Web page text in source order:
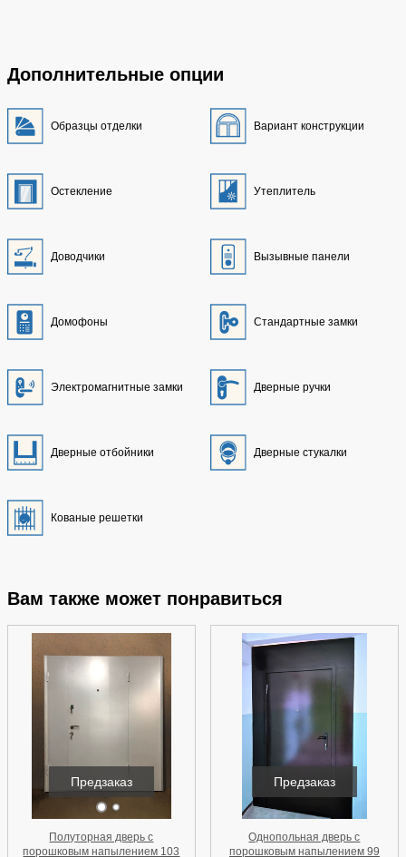
Дополнительные опции
Образцы отделки Вариант конструкции
Остекление Утеплитель
Доводчики Вызывные панели
Домофоны Стандартные замки
Электромагнитные замки Дверные ручки
Дверные отбойники Дверные стукалки
Кованые решетки
Вам также может понравиться
Предзаказ
Полуторная дверь с
порошковым напылением 103
Предзаказ
Однопольная дверь с
порошковым напылением 99